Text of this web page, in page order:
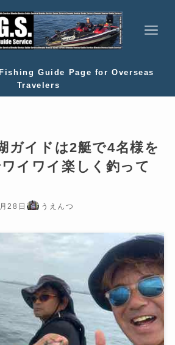
Guide Page for Overseas
Travelers
ガイドは2艇で4名様を
イワイ楽しく釣って
28日 うえんつ